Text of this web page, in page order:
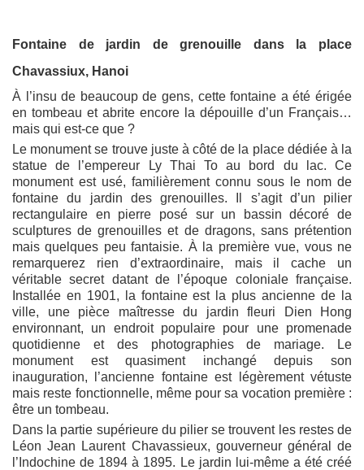
Fontaine de jardin de grenouille dans la place
Chavassiux, Hanoi
À l’insu de beaucoup de gens, cette fontaine a été érigée
en tombeau et abrite encore la dépouille d’un Français…
mais qui est-ce que ?
Le monument se trouve juste à côté de la place dédiée à la
statue de l’empereur Ly Thai To au bord du lac. Ce
monument est usé, familièrement connu sous le nom de
fontaine du jardin des grenouilles. Il s’agit d’un pilier
rectangulaire en pierre posé sur un bassin décoré de
sculptures de grenouilles et de dragons, sans prétention
mais quelques peu fantaisie. À la première vue, vous ne
remarquerez rien d’extraordinaire, mais il cache un
véritable secret datant de l’époque coloniale française.
Installée en 1901, la fontaine est la plus ancienne de la
ville, une pièce maîtresse du jardin fleuri Dien Hong
environnant, un endroit populaire pour une promenade
quotidienne et des photographies de mariage. Le
monument est quasiment inchangé depuis son
inauguration, l’ancienne fontaine est légèrement vétuste
mais reste fonctionnelle, même pour sa vocation première :
être un tombeau.
Dans la partie supérieure du pilier se trouvent les restes de
Léon Jean Laurent Chavassieux, gouverneur général de
l’Indochine de 1894 à 1895. Le jardin lui-même a été créé